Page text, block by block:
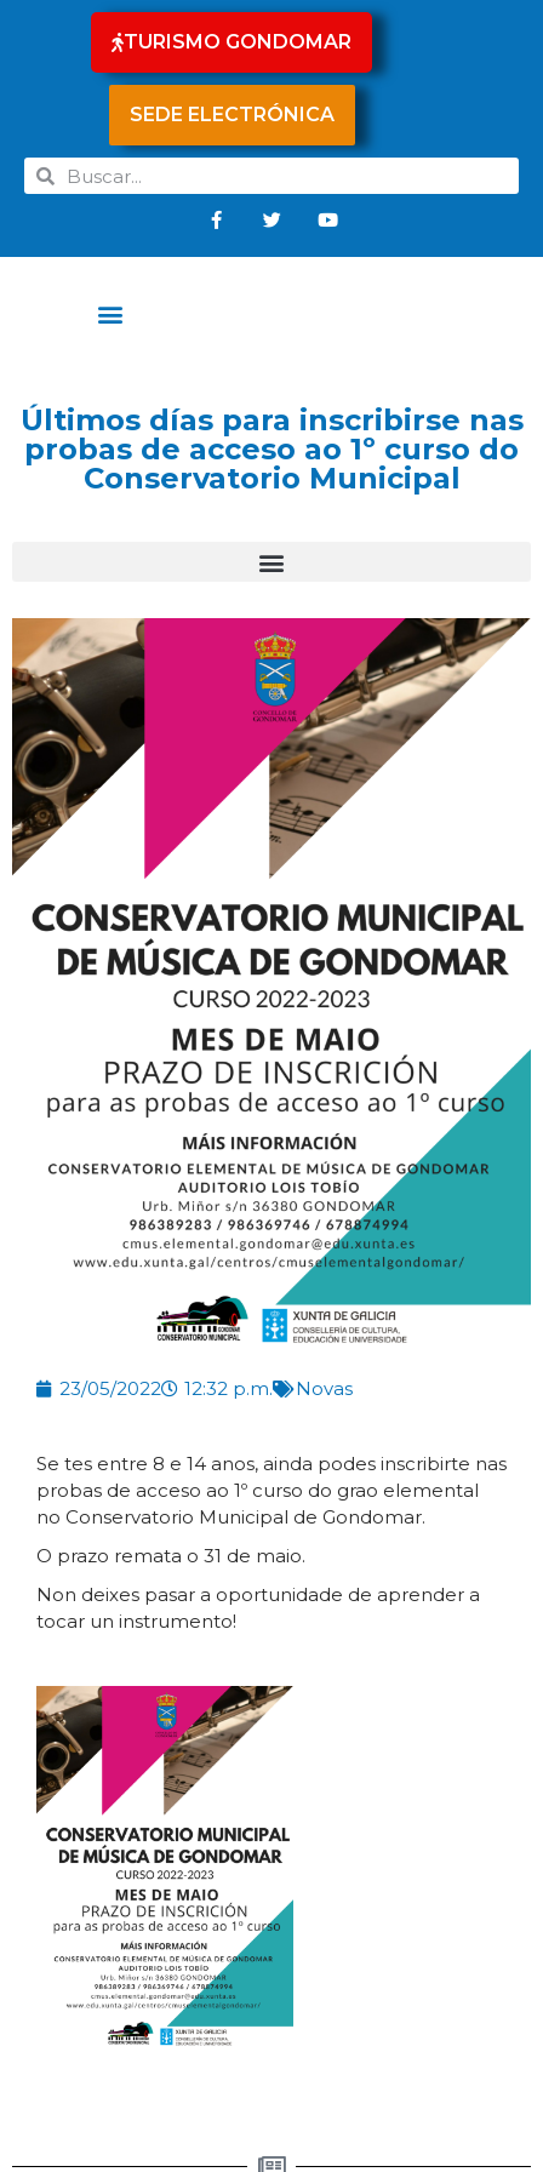
TURISMO GONDOMAR
SEDE ELECTRÓNICA
Últimos días para inscribirse nas
probas de acceso ao 1º curso do
Conservatorio Municipal
23/05/2022 12:32 p.m. Novas
Se tes entre 8 e 14 anos, ainda podes inscribirte nas
probas de acceso ao 1º curso do grao elemental
no Conservatorio Municipal de Gondomar.
O prazo remata o 31 de maio.
Non deixes pasar a oportunidade de aprender a
tocar un instrumento!